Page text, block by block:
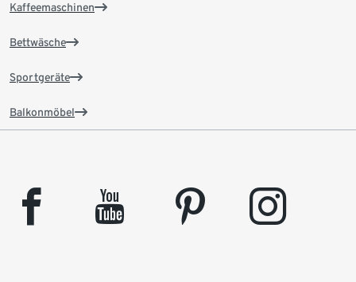
Kaffeemaschinen
Bettwäsche
Sportgeräte
Balkonmöbel
facebook youtube pinterest instagram